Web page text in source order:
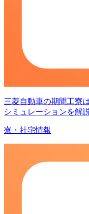
三菱自動車の期間工寮
シミュレーションを解説
寮・社宅情報